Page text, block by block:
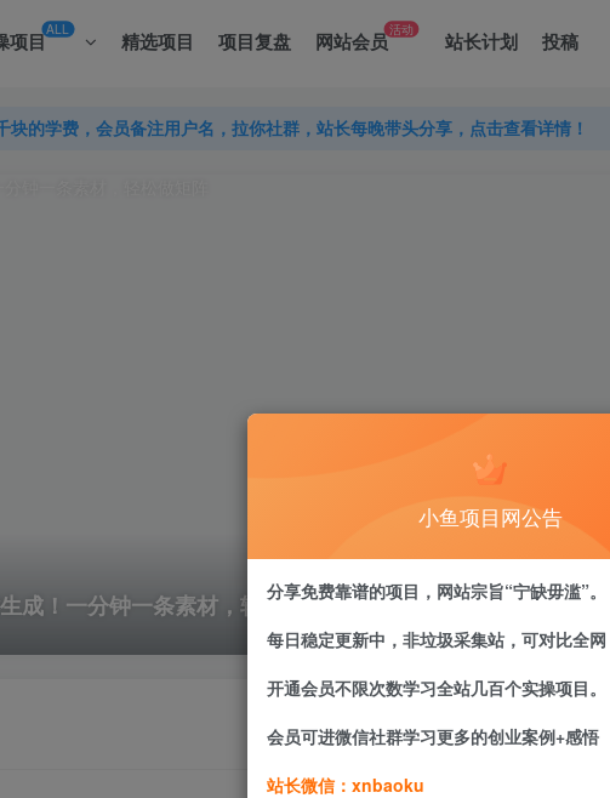
项目ALL 精选项目 项目复盘 网站会员活动 站长计划 投稿
的学费，会员备注用户名，拉你社群，站长每晚带头分享，点击查看详情！
的学费，会员备注用户名，拉你社群，站长每晚带头分享，点击查看详情！
成！一分钟一条素材，轻松做矩阵
小鱼项目网公告
分享免费靠谱的项目，网站宗旨“宁缺毋滥”。
每日稳定更新中，非垃圾采集站，可对比全网
开通会员不限次数学习全站几百个实操项目。
会员可进微信社群学习更多的创业案例+感悟
站长微信：xnbaoku